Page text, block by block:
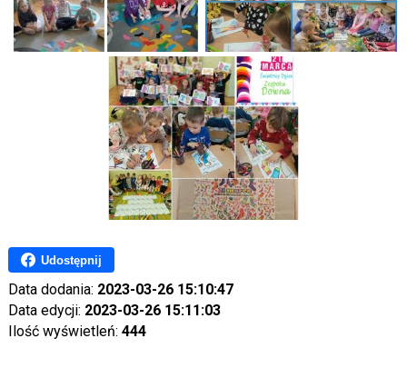
Udostępnij
Data dodania: 2023-03-26 15:10:47
Data edycji: 2023-03-26 15:11:03
Ilość wyświetleń: 444